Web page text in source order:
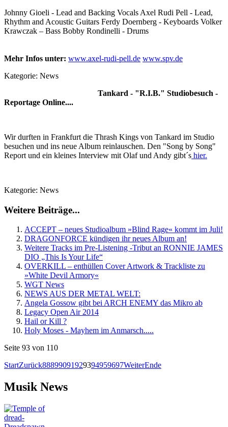
Johnny Gioeli - Lead and Backing Vocals Axel Rudi Pell - Lead,
Rhythm and Acoustic Guitars Ferdy Doernberg - Keyboards Volker
Krawczak – Bass Bobby Rondinelli - Drums
Mehr Infos unter: www.axel-rudi-pell.de www.spv.de
Kategorie: News
Tankard - "R.I.B." Studiobesuch -
Reportage Online....
Wir durften in Frankfurt die Thrash Kings von Tankard im Studio
besuchen und ins neue Album reinlauschen. Den "Song by Song"
Report und ein kleines Interview mit Olaf und Andy gibt´s hier.
Kategorie: News
Weitere Beiträge...
ACCEPT – neues Studioalbum »Blind Rage« kommt im Juli!
DRAGONFORCE kündigen ihr neues Album an!
Weitere Tracks im Pre-Listening -Tribut an RONNIE JAMES
DIO „This Is Your Life“
OVERKILL – enthüllen Cover Artwork & Trackliste zu
»White Devil Armory«
WGT News
NEWS AUS DER METAL WELT:
Angela Gossow gibt bei ARCH ENEMY das Mikro ab
Legacy Open Air 2014
Hail or Kill ?
Holy Moses - Mayhem im Anmarsch.....
Seite 93 von 110
StartZurück88899091929394959697WeiterEnde
Musik News